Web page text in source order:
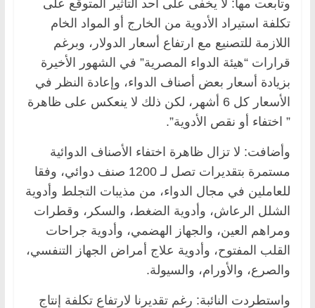
وتابعت مها: لا يخفى على أحد التأثير المتوقع على
تكلفة استيراد الأدوية من الخارج أو المواد الخام
اللازمة للتصنيع مع ارتفاع أسعار الدولار، وبرغم
قرارات “هيئة الدواء المصرية” في الشهور الأخيرة
بزيادة أسعار بعض أصناف الدواء، وإعادة النظر في
الأسعار كل 6 أشهر، لكن ذلك لا ينعكس على ظاهرة
” اختفاء أو نقص الأدوية”.
وأضافت: لا تزال ظاهرة اختفاء الأصناف الدوائية
مستمرة بتقديرات تصل لـ 1200 صنف دوائي، وفقا
للعاملين في مجال الدواء، من مذيبات التجلط وأدوية
الشلل الرعاش، وأدوية الضغط، والسكر، وقطرات
ومراهم العين، والجهاز الهضمي، وأدوية جراحات
القلب المفتوح، وأدوية علاج أمراض الجهاز التنفسي،
والصرع، والأورام، والسيولة.
واستطردت النائبة: رغم تقديرنا لارتفاع تكلفة إنتاج